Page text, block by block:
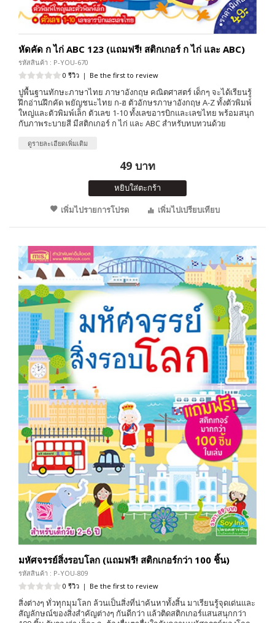
หัดคัด ก ไก่ ABC 123 (แถมฟรี! สติกเกอร์ ก ไก่ และ ABC)
รหัสสินค้า : P-YOU-670
0 รีวิว | Be the first to review
ปูพื้นฐานทักษะภาษาไทย ภาษาอังกฤษ คณิตศาสตร์ เด็กๆ จะได้เรียนรู้
ฝึกอ่านฝึกคัด พยัญชนะไทย ก-ฮ ตัวอักษรภาษาอังกฤษ A-Z ทั้งตัวพิมพ์
ใหญ่และตัวพิมพ์เล็ก ตัวเลข 1-10 ทั้งเลขอารบิกและเลขไทย พร้อมสนุก
กับภาพระบายสี มีสติกเกอร์ ก ไก่ และ ABC สำหรับทบทวนด้วย
ดูรายละเอียดเพิ่มเติม
49 บาท
หยิบใส่ตะกร้า
เพิ่มไปรายการโปรด
เพิ่มไปเปรียบเทียบ
มหัศจรรย์สิ่งรอบโลก (แถมฟรี! สติกเกอร์กว่า 100 ชิ้น)
รหัสสินค้า : P-YOU-809
0 รีวิว | Be the first to review
สิ่งต่างๆ ทั่วทุกมุมโลก ล้วนเป็นสิ่งที่น่าค้นหาทั้งสิ้น มาเรียนรู้จุดเด่นและ
สัญลักษณ์ของสิ่งสำคัญต่างๆ กันดีกว่า แล้วติดสติกเกอร์แสนสนุกกว่า